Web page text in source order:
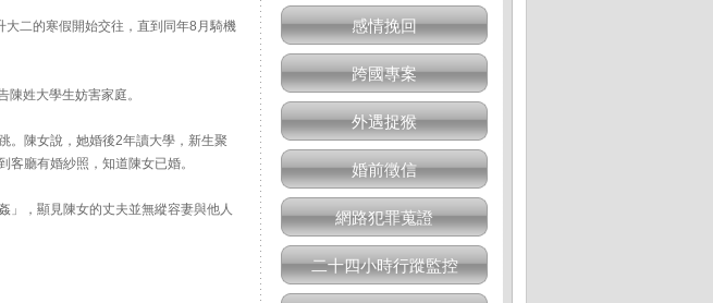
二的寒假開始交往，直到同年8月騎機
姓大學生妨害家庭。
。陳女說，她婚後2年讀大學，新生聚
廳有婚紗照，知道陳女已婚。
」，顯見陳女的丈夫並無縱容妻與他人
感情挽回
跨國專案
外遇捉猴
婚前徵信
網路犯罪蒐證
二十四小時行蹤監控